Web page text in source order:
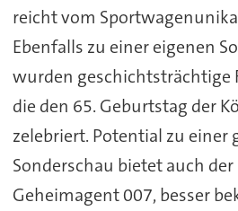
reicht vom
Ebenfalls zu einer eigenen
wurden geschichtsträchtige
die den 65. Geburtstag der
zelebriert. Potential zu einer
Sonderschau bietet auch
Geheimagent 007, besser